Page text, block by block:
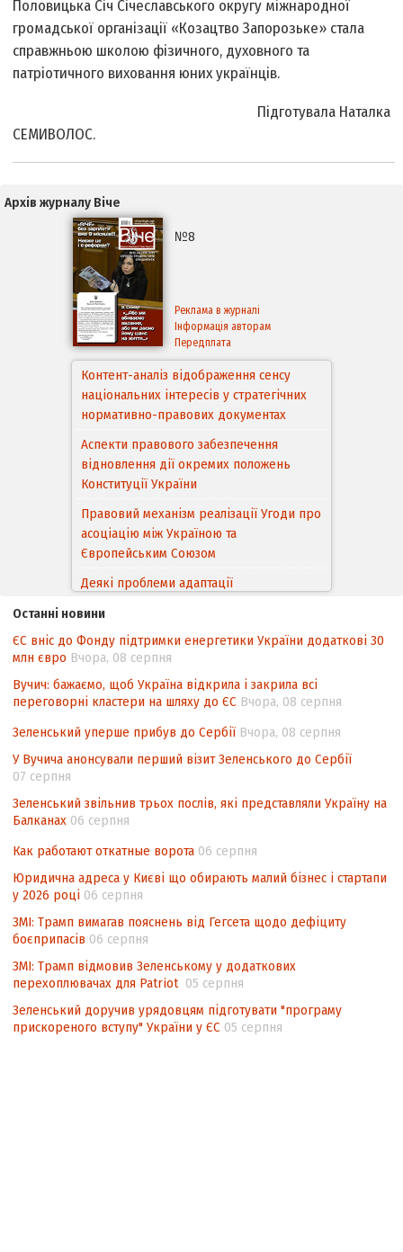
Половицька Січ Січеславського округу міжнародної
громадської організації «Козацтво Запорозьке» стала
справжньою школою фізичного, духовного та
патріотичного виховання юних українців.
Підготувала Наталка
СЕМИВОЛОС.
Архів журналу Віче
№8
Реклама в журналі
Інформація авторам
Передплата
Контент-аналіз відображення сенсу
національних інтересів у стратегічних
нормативно-правових документах
Аспекти правового забезпечення
відновлення дії окремих положень
Конституції України
Правовий механізм реалізації Угоди про
асоціацію між Україною та
Європейським Cоюзом
Деякі проблеми адаптації
законодавства України щодо зазначення
походження товарів відповідно до
Угоди про торговельні аспекти прав
інтелектуальної власності (TRIPS) у
Аналіз виборчого законодавства щодо
невизначеності механізму повторного
підрахунку голосів виборців
Інформаційна безпека суспільства
Останні новини
ЄС вніс до Фонду підтримки енергетики України додаткові 30
млн євро Вчора, 08 серпня
Вучич: бажаємо, щоб Україна відкрила і закрила всі
переговорні кластери на шляху до ЄС Вчора, 08 серпня
Зеленський уперше прибув до Сербії Вчора, 08 серпня
У Вучича анонсували перший візит Зеленського до Сербії
07 серпня
Зеленський звільнив трьох послів, які представляли Україну на
Балканах 06 серпня
Как работают откатные ворота 06 серпня
Юридична адреса у Києві що обирають малий бізнес і стартапи
у 2026 році 06 серпня
ЗМІ: Трамп вимагав пояснень від Гегсета щодо дефіциту
боєприпасів 06 серпня
ЗМІ: Трамп відмовив Зеленському у додаткових
перехоплювачах для Patriot 05 серпня
Зеленський доручив урядовцям підготувати "програму
прискореного вступу" України у ЄС 05 серпня